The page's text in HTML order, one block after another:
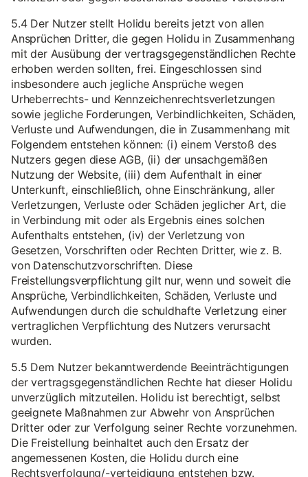
5.4 Der Nutzer stellt Holidu bereits jetzt von allen
Ansprüchen Dritter, die gegen Holidu in Zusammenhang
mit der Ausübung der vertragsgegenständlichen Rechte
erhoben werden sollten, frei. Eingeschlossen sind
insbesondere auch jegliche Ansprüche wegen
Urheberrechts- und Kennzeichenrechtsverletzungen
sowie jegliche Forderungen, Verbindlichkeiten, Schäden,
Verluste und Aufwendungen, die in Zusammenhang mit
Folgendem entstehen können: (i) einem Verstoß des
Nutzers gegen diese AGB, (ii) der unsachgemäßen
Nutzung der Website, (iii) dem Aufenthalt in einer
Unterkunft, einschließlich, ohne Einschränkung, aller
Verletzungen, Verluste oder Schäden jeglicher Art, die
in Verbindung mit oder als Ergebnis eines solchen
Aufenthalts entstehen, (iv) der Verletzung von
Gesetzen, Vorschriften oder Rechten Dritter, wie z. B.
von Datenschutzvorschriften. Diese
Freistellungsverpflichtung gilt nur, wenn und soweit die
Ansprüche, Verbindlichkeiten, Schäden, Verluste und
Aufwendungen durch die schuldhafte Verletzung einer
vertraglichen Verpflichtung des Nutzers verursacht
wurden.
5.5 Dem Nutzer bekanntwerdende Beeinträchtigungen
der vertragsgegenständlichen Rechte hat dieser Holidu
unverzüglich mitzuteilen. Holidu ist berechtigt, selbst
geeignete Maßnahmen zur Abwehr von Ansprüchen
Dritter oder zur Verfolgung seiner Rechte vorzunehmen.
Die Freistellung beinhaltet auch den Ersatz der
angemessenen Kosten, die Holidu durch eine
Rechtsverfolgung/-verteidigung entstehen bzw.